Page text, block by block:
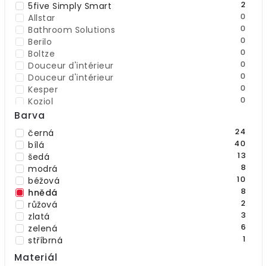
5five Simply Smart 2
Allstar 0
Bathroom Solutions 0
Berilo 0
Boltze 0
Douceur d'intérieur 0
Douceur d'intérieur 0
Kesper 0
Koziol 0
Tendance
Zeller 2
Barva
černá 24
bílá 40
šedá 13
modrá 8
béžová 10
hnědá 8
růžová 2
zlatá 3
zelená 6
stříbrná 1
Materiál